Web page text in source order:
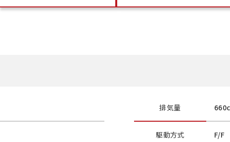
排気量
駆動方式 F/F